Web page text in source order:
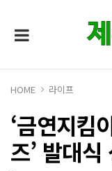
HOME 라이프
‘금연지킴
즈’ 발대식